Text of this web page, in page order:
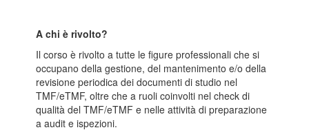
A chi è rivolto?
Il corso è rivolto a tutte le figure professionali che si
occupano della gestione, del mantenimento e/o della
revisione periodica dei documenti di studio nel
TMF/eTMF, oltre che a ruoli coinvolti nel check di
qualità del TMF/eTMF e nelle attività di preparazione
a audit e ispezioni.